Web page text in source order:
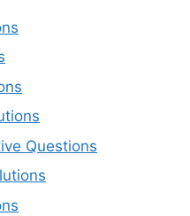
Questions